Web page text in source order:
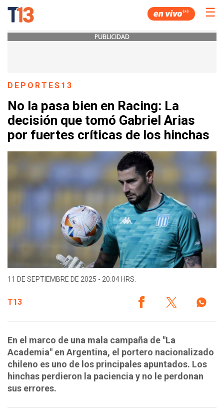
☰
PUBLICIDAD
DEPORTES13
No la pasa bien en Racing: La
decisión que tomó Gabriel Arias
por fuertes críticas de los hinchas
11 DE SEPTIEMBRE DE 2025 - 20:04 HRS.
T13
En el marco de una mala campaña de "La
Academia" en Argentina, el portero nacionalizado
chileno es uno de los principales apuntados. Los
hinchas perdieron la paciencia y no le perdonan
sus errores.